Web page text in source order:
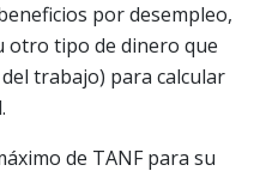
por desempleo,
otro tipo de dinero que
trabajo) para calcular
de TANF para su